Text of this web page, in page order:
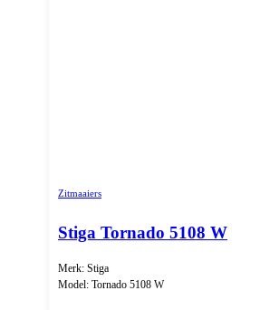
Zitmaaiers
Stiga Tornado 5108 W
Merk: Stiga
Model: Tornado 5108 W